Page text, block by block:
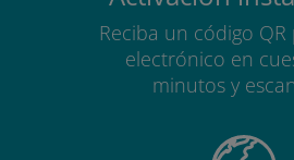
Reciba un código
electrónico en
minutos y